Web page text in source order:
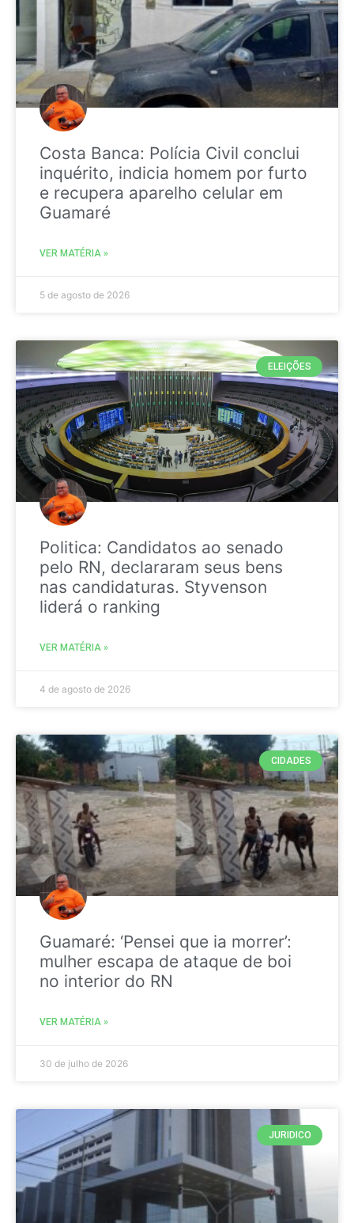
Costa Banca: Polícia Civil conclui
inquérito, indicia homem por furto
e recupera aparelho celular em
Guamaré
VER MATÉRIA »
5 de agosto de 2026
ELEIÇÕES
Politica: Candidatos ao senado
pelo RN, declararam seus bens
nas candidaturas. Styvenson
liderá o ranking
VER MATÉRIA »
4 de agosto de 2026
CIDADES
Guamaré: ‘Pensei que ia morrer’:
mulher escapa de ataque de boi
no interior do RN
VER MATÉRIA »
30 de julho de 2026
JURIDICO